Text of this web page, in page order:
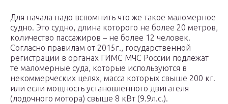
Для начала надо вспомнить что же такое маломерное
судно. Это судно, длина которого не более 20 метров,
количество пассажиров – не более 12 человек.
Согласно правилам от 2015г., государственной
регистрации в органах ГИМС МЧС России подлежат
те маломерные суда, которые используются в
некоммерческих целях, масса которых свыше 200 кг.
или если мощность установленного двигателя
(лодочного мотора) свыше 8 кВт (9.9л.с.).